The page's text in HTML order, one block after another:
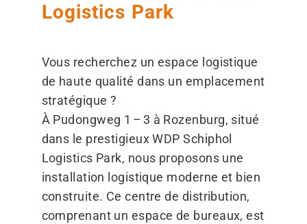
Logistics Park
Vous recherchez un espace logistique
de haute qualité dans un emplacement
stratégique ?
À Pudongweg 1 – 3 à Rozenburg, situé
dans le prestigieux WDP Schiphol
Logistics Park, nous proposons une
installation logistique moderne et bien
construite. Ce centre de distribution,
comprenant un espace de bureaux, est